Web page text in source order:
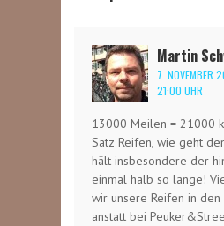
Martin
7. NOVEMBER
21:00 UHR
13000 Meilen = 21000
Satz Reifen, wie geht
hält insbesondere der
einmal halb so lange!
wir unsere Reifen in den
anstatt bei